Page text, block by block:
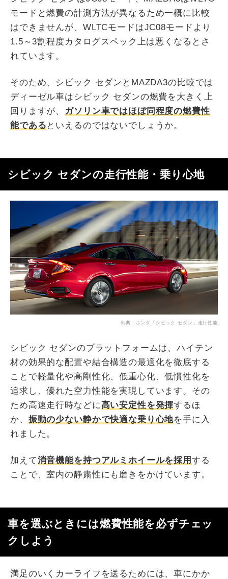
モードと燃費の計測方法が異なるため一概に比較
はできませんが、WLTCモードはJC08モードより
1.5～3割程度カタログスペック上は悪くなるとさ
れています。
そのため、シビック セダンとMAZDA3の比較では
ディーゼル車はシビック セダンの燃費を大きく上
回りますが、 ガソリン車ではほぼ同程度の燃費性
能である といえるのではないでしょうか。
シビック セダンの走行性能・乗り心地
出典： ホンダ「シビック セダン」走行性能
シビック セダンのプラットフォームは、ハイテン
材の効果的な配置や結合構造の最適化を徹底する
ことで軽量化や高剛性化、低重心化、低慣性化を
追求し、優れた空力性能を実現しています。その
ため高速走行時などに高い安定性を発揮するほ
か、 振動の少ない静かで快適な乗り心地を手に入
れました。
加えて消音機能を持つアルミホイールを採用する
ことで、室内の静粛性にも磨きをかけています。
車を選ぶときには燃費性能を必ずチェッ
クしよう
満足のいくカーライフを送るためには、車にかか